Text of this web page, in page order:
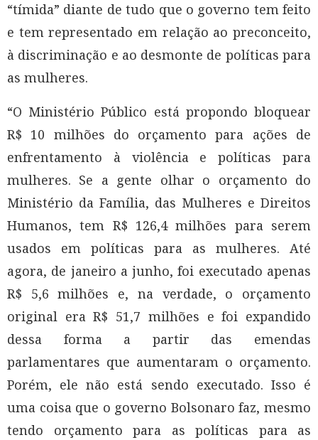
“tímida” diante de tudo que o governo tem feito
e tem representado em relação ao preconceito,
à discriminação e ao desmonte de políticas para
as mulheres.
“O Ministério Público está propondo bloquear
R$ 10 milhões do orçamento para ações de
enfrentamento à violência e políticas para
mulheres. Se a gente olhar o orçamento do
Ministério da Família, das Mulheres e Direitos
Humanos, tem R$ 126,4 milhões para serem
usados em políticas para as mulheres. Até
agora, de janeiro a junho, foi executado apenas
R$ 5,6 milhões e, na verdade, o orçamento
original era R$ 51,7 milhões e foi expandido
dessa forma a partir das emendas
parlamentares que aumentaram o orçamento.
Porém, ele não está sendo executado. Isso é
uma coisa que o governo Bolsonaro faz, mesmo
tendo orçamento para as políticas para as